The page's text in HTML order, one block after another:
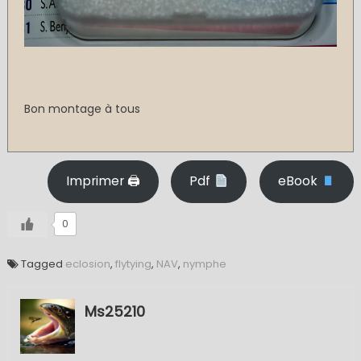
Bon montage à tous
Imprimer 🖨 Pdf eBook
0
Tagged eclosion, flytying, NAV, nymphe
Ms25210